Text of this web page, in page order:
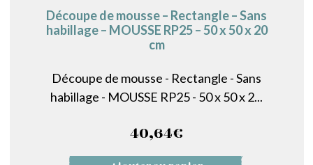
Découpe de mousse – Rectangle – Sans
habillage – MOUSSE RP25 – 50 x 50 x 20
cm
Découpe de mousse - Rectangle - Sans
habillage - MOUSSE RP25 - 50 x 50 x 2...
40,64€